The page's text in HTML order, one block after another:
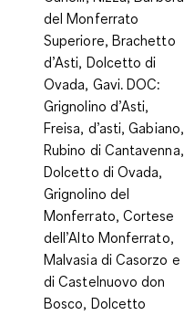
del Monferrato
Superiore, Brachetto
d’Asti, Dolcetto di
Ovada, Gavi.DOC:
Grignolino d’Asti,
Freisa, d’asti, Gabiano,
Rubino di Cantavenna,
Dolcetto di Ovada,
Grignolino del
Monferrato, Cortese
dell’Alto Monferrato,
Malvasia di Casorzo e
di Castelnuovo don
Bosco, Dolcetto